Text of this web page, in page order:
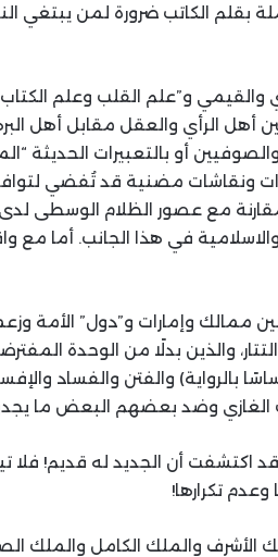
الكاتب ضرورة لمن يبتغي
والقيمي و”علم القلب وعلم
الرأي والعقل مقابل أهل
أو بالتعبيرات الحديثة
ونقاشات مضنية قد تُفضي
مع عصور الظلام الوسطى لدى
في هذا الجانب. أما مع
بين ممالك وإمارات و”دول” الأمة
والذين بدلًا من الوحدة
بالرواية) والفتن والفساد
وضد بعضهم البعض ما يجدون
اكتشفت أن الجديد له قديم! فلا
تكرارها!
الأشرف والملك الكامل والملك